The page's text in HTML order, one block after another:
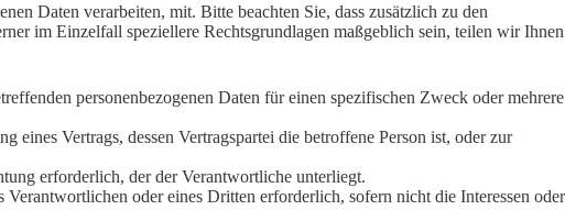
Daten verarbeiten, mit. Bitte beachten Sie, dass zusätzlich zu den
im Einzelfall speziellere Rechtsgrundlagen maßgeblich sein, teilen wir Ihnen
personenbezogenen Daten für einen spezifischen Zweck oder mehrere
eines Vertrags, dessen Vertragspartei die betroffene Person ist, oder zur
erforderlich, der der Verantwortliche unterliegt.
oder eines Dritten erforderlich, sofern nicht die Interessen oder